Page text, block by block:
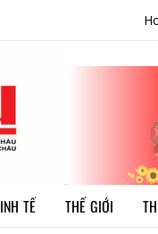
TẾ THẾ GIỚI